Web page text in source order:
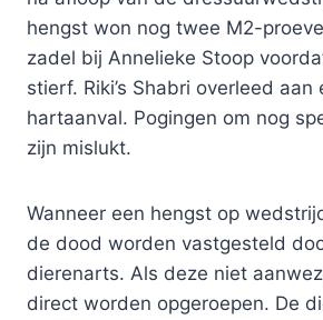
hengst won nog twee M2-
zadel bij Annelieke Stoop
stierf. Riki’s Shabri overleed aan
hartaanval. Pogingen om nog
zijn mislukt.
Wanneer een hengst op
de dood worden vastgesteld
dierenarts. Als deze niet
direct worden opgeroepen. De